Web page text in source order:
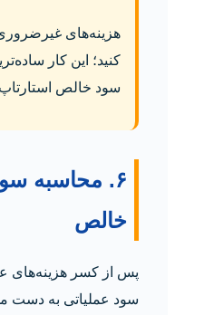
هزینه‌های
کنید؛ این کار
سود خالص
۶. محاسبه
خالص
پس از کسر هزینه‌های
سود عملیاتی به دست